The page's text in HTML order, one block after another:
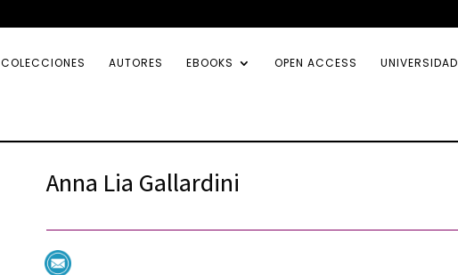
COLECCIONES AUTORES EBOOKS OPEN ACCESS UNIVERSIDAD
Anna Lia Gallardini